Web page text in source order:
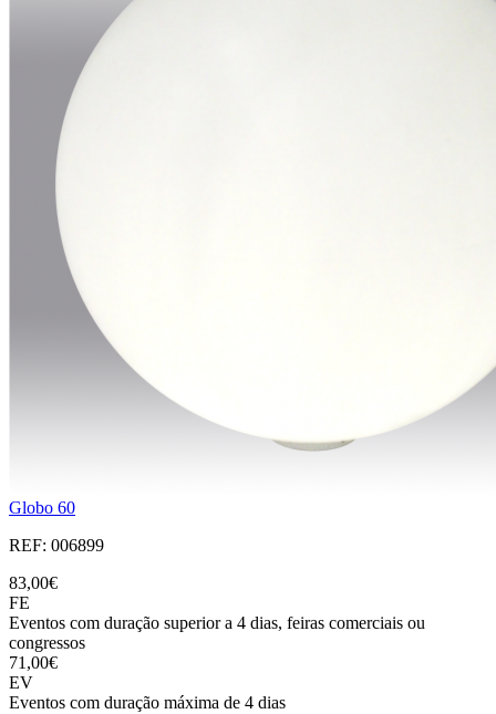
Globo 60
REF: 006899
83,00€
FE
Eventos com duração superior a 4 dias, feiras comerciais ou
congressos
71,00€
EV
Eventos com duração máxima de 4 dias